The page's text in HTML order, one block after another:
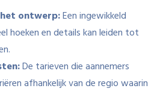
ontwerp:Een ingewikkeld
hoeken en details kan leiden tot
De tarieven die aannemers
afhankelijk van de regio waarin